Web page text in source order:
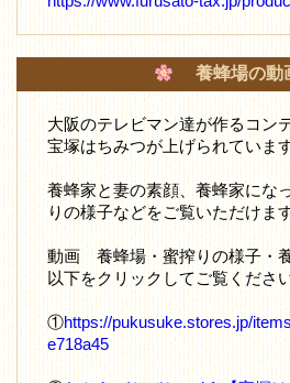
養蜂場の
大阪のテレビマン達が作るコン
宝塚はちみつが上げられていま
養蜂家と妻の素顔、養蜂家にな
りの様子などをご覧いただけま
動画 養蜂場・蜜搾りの様子・
以下をクリックしてご覧くださ
①https://pukusuke.stores.jp/
e718a45